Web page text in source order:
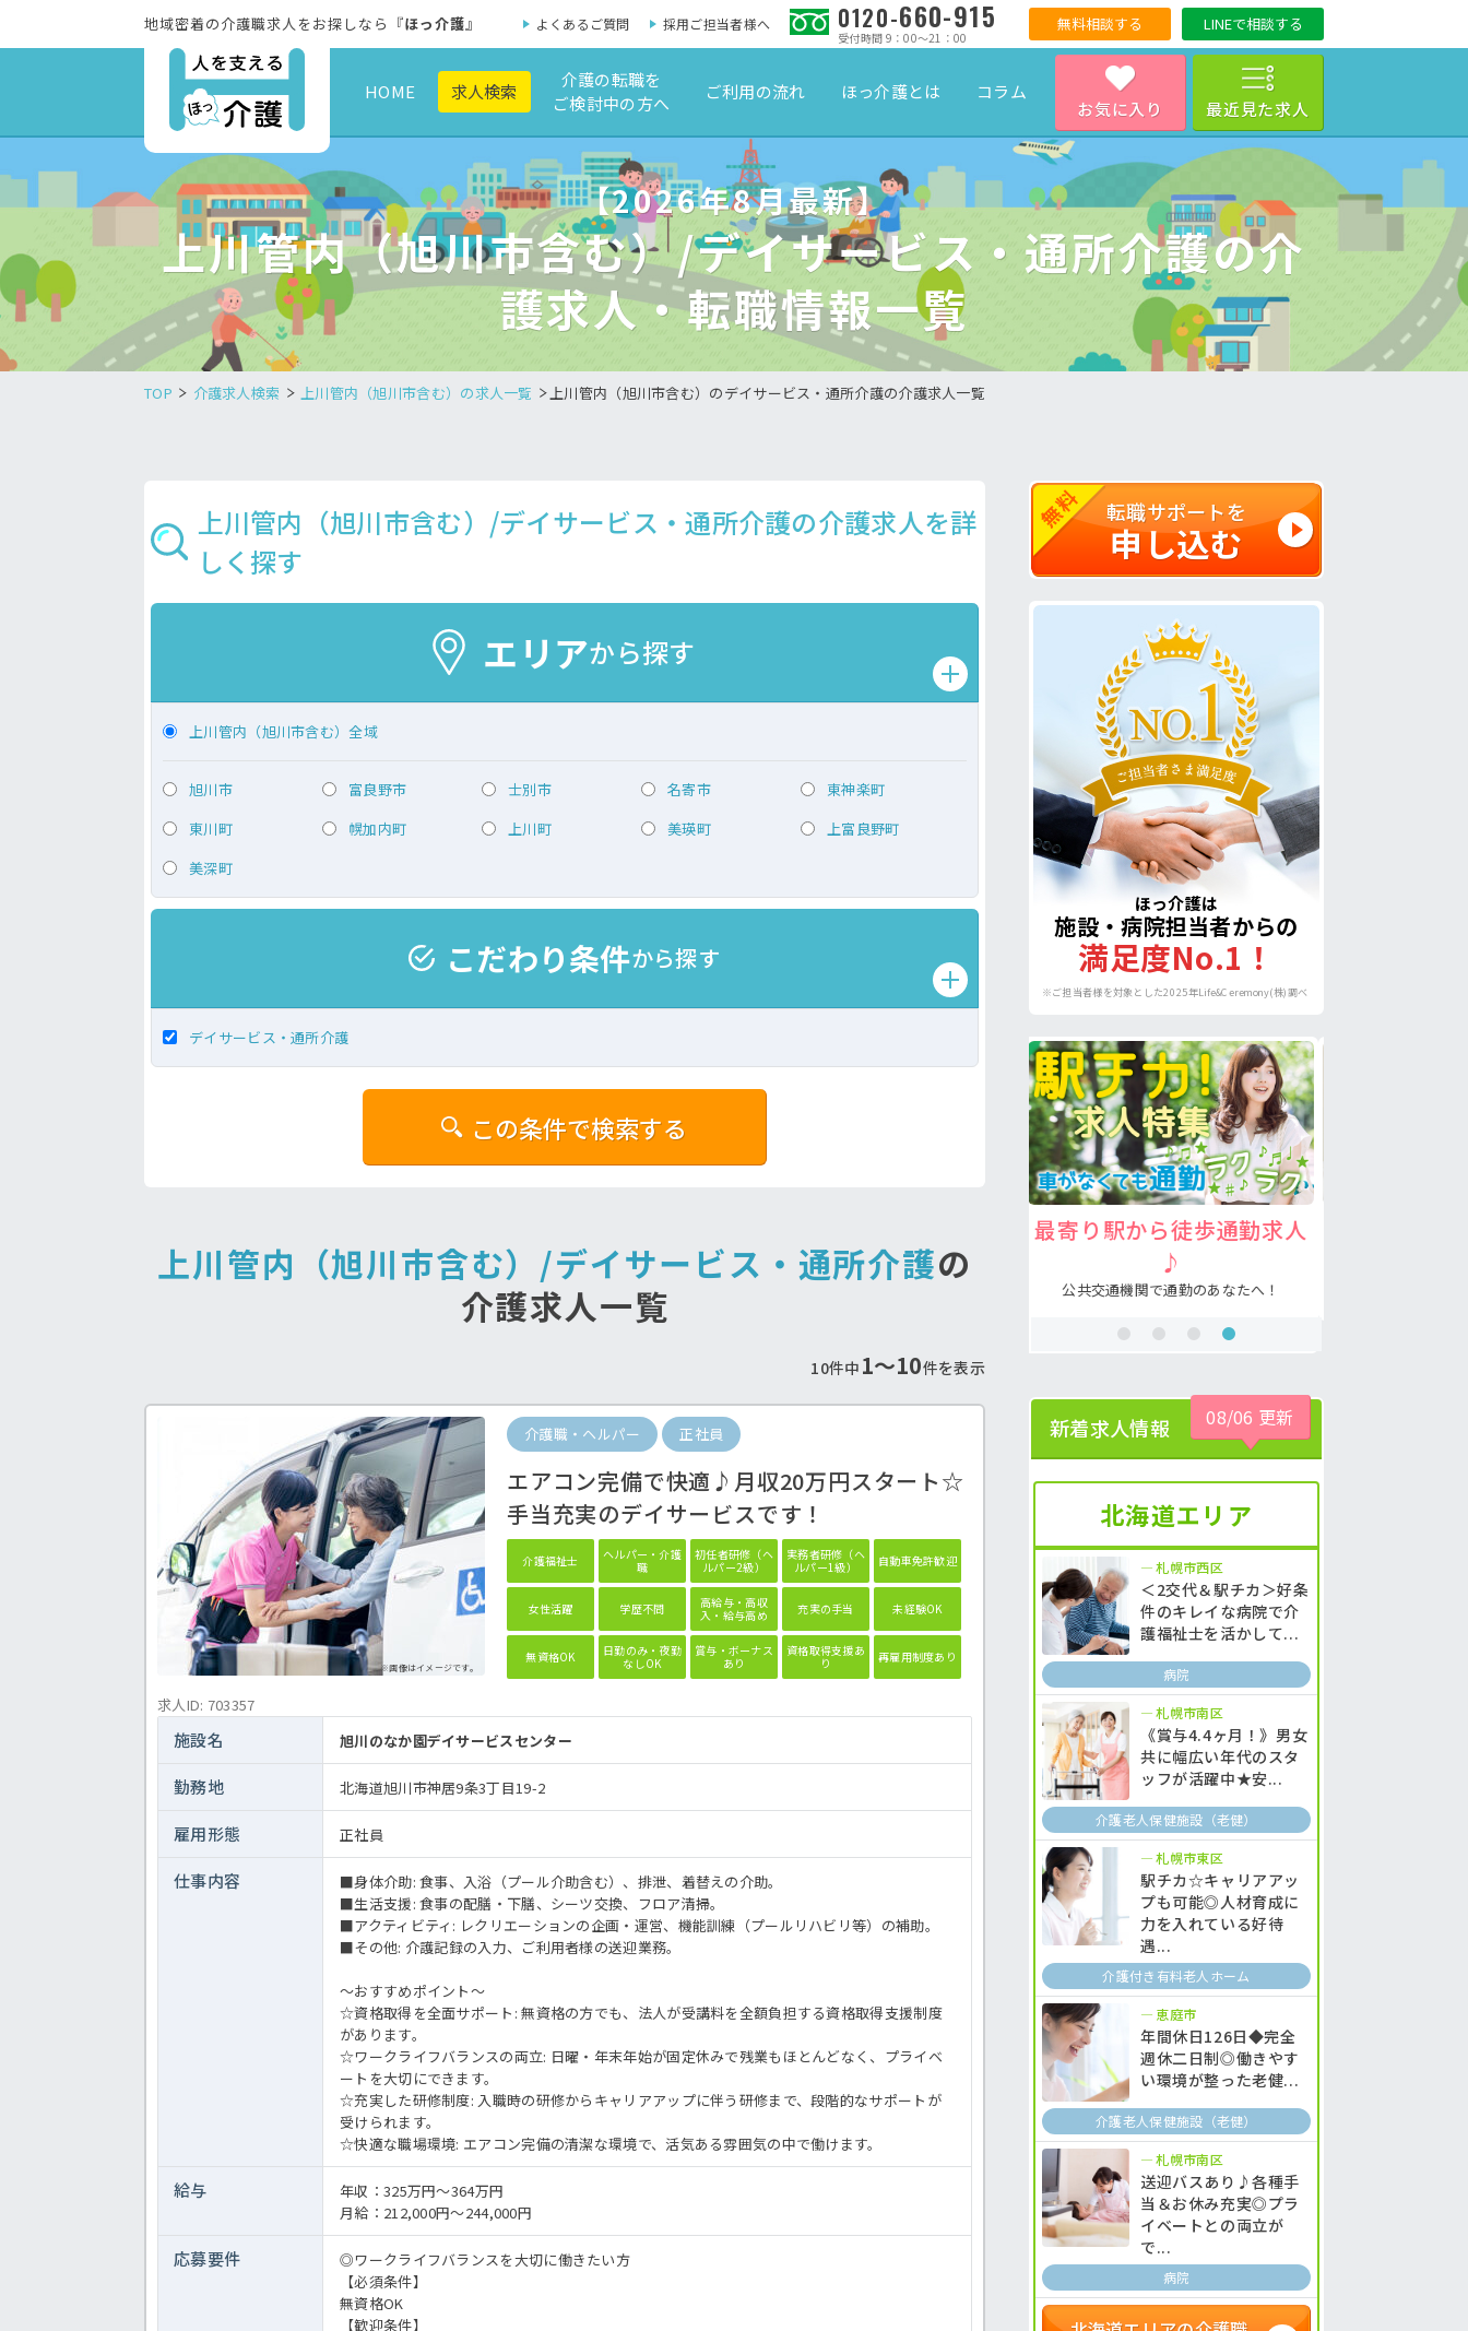
お気に入り 最近見た求人
地域密着の介護職求人をお探しなら『ほっ介護』 よくあるご質問 採用ご担当者様へ 0120-660-915
受付時間 9：00～21：00
無料相談する LINEで相談する
HOME 求人検索
介護の転職を
ご検討中の方へ
ご利用の流れ ほっ介護とは コラム
【2026年8月最新】
上川管内（旭川市含む）/デイサービス・通所介護の介
護求人・転職情報一覧
TOP 介護求人検索 上川管内（旭川市含む）の求人一覧 上川管内（旭川市含む）のデイサービス・通所介護の介護求人一覧
上川管内（旭川市含む）/デイサービス・通所介護の介護求人を詳
しく探す
エリアから探す
上川管内（旭川市含む）全域
旭川市 富良野市 士別市 名寄市
東神楽町
東川町
幌加内町 上川町 美瑛町
上富良野町
美深町
こだわり条件から探す
デイサービス・通所介護
この条件で検索する
上川管内（旭川市含む）/デイサービス・通所介護の
介護求人一覧
10件中 1〜10件を表示
※画像はイメージです。
介護職・ヘルパー 正社員
エアコン完備で快適♪月収20万円スタート☆
手当充実のデイサービスです！
介護福祉士
ヘルパー・介護
職
初任者研修（ヘ
ルパー2級）
実務者研修（ヘ
ルパー1級）
自動車免許歓迎
女性活躍 学歴不問
高給与・高収
入・給与高め
充実の手当 未経験OK
無資格OK
日勤のみ・夜勤
なしOK
賞与・ボーナス
あり
資格取得支援あ
り
再雇用制度あり
求人ID: 703357
施設名 旭川のなか園デイサービスセンター
勤務地 北海道旭川市神居9条3丁目19-2
雇用形態 正社員
仕事内容
■身体介助: 食事、入浴（プール介助含む）、排泄、着替えの介助。
■生活支援: 食事の配膳・下膳、シーツ交換、フロア清掃。
■アクティビティ: レクリエーションの企画・運営、機能訓練（プールリハビリ等）の補助。
■その他: 介護記録の入力、ご利用者様の送迎業務。
～おすすめポイント～
☆資格取得を全面サポート: 無資格の方でも、法人が受講料を全額負担する資格取得支援制度
があります。
☆ワークライフバランスの両立: 日曜・年末年始が固定休みで残業もほとんどなく、プライベ
ートを大切にできます。
☆充実した研修制度: 入職時の研修からキャリアアップに伴う研修まで、段階的なサポートが
受けられます。
☆快適な職場環境: エアコン完備の清潔な環境で、活気ある雰囲気の中で働けます。
給与
年収：325万円～364万円
月給：212,000円～244,000円
応募要件
◎ワークライフバランスを大切に働きたい方
【必須条件】
無資格OK
【歓迎条件】
無料 転職サポートを
申し込む
ほっ介護は
施設・病院担当者からの
満足度No.1！
※ご担当者様を対象とした2025年Life&Ceremony(株)調べ
看護助手の経験を積みたい方も！
給！
手当も重視したいあなたにオススメ♪
♪
注目の介護福祉士求人♪
あなたの希望が叶う求人が見つかる！
新着求人情報 08/06 更新
北海道エリア
札幌市西区
＜2交代＆駅チカ＞好条
件のキレイな病院で介
護福祉士を活かして...
病院
札幌市南区
《賞与4.4ヶ月！》男女
共に幅広い年代のスタ
ッフが活躍中★安...
介護老人保健施設（老健）
札幌市東区
駅チカ☆キャリアアッ
プも可能◎人材育成に
力を入れている好待
遇...
介護付き有料老人ホーム
恵庭市
年間休日126日◆完全
週休二日制◎働きやす
い環境が整った老健...
介護老人保健施設（老健）
札幌市南区
送迎バスあり♪各種手
当＆お休み充実◎プラ
イベートとの両立が
で...
病院